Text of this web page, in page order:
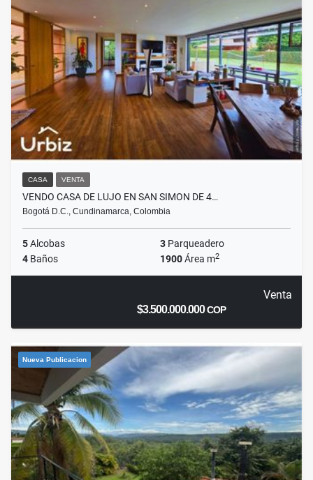
CASA VENTA
VENDO CASA DE LUJO EN SAN SIMON DE 4…
Bogotá D.C., Cundinamarca, Colombia
5Alcobas 3 Parqueadero
4 Baños 1900Área m2
Venta
$3.500.000.000COP
Nueva Publicacion